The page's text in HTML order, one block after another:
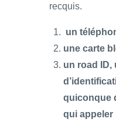
recquis.
un
une carte
un road ID,
quiconque
qui appeler